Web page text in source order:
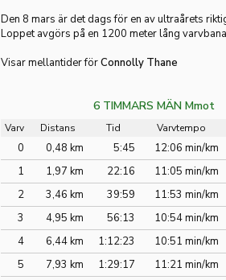
Den 8 mars är det dags för en av ultraårets
Loppet avgörs på en 1200 meter lång
Visar mellantider förConnolly Thane
6 TIMMARS MÄN Mmot
Varv Distans Tid Varvtempo
0 0,48 km 5:45 12:06 min/km
1
1,97 km 22:16 11:05 min/km
2
3,46 km 39:59 11:53 min/km
3
4,95 km 56:13 10:54 min/km
4
6,44 km 1:12:23 10:51 min/km
5
7,93 km 1:29:17 11:21 min/km